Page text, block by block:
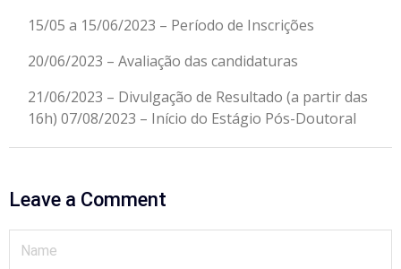
15/05 a 15/06/2023 – Período de Inscrições
20/06/2023 – Avaliação das candidaturas
21/06/2023 – Divulgação de Resultado (a partir das
16h) 07/08/2023 – Início do Estágio Pós-Doutoral
Leave a Comment